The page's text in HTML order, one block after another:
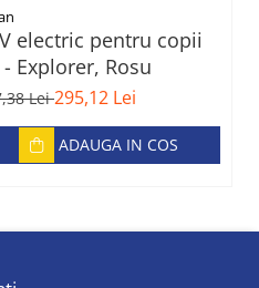
electric pentru copii
- Explorer, Rosu
Lei295,12 Lei
ADAUGA IN COS